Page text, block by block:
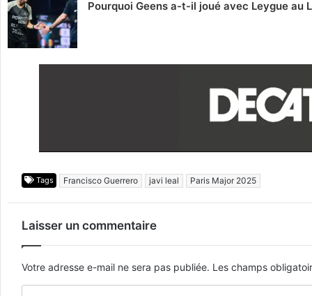
Pourquoi Geens a-t-il joué avec Leygue au
Tags Francisco Guerrero javi leal Paris Major 2025
Laisser un commentaire
Votre adresse e-mail ne sera pas publiée. Les champs